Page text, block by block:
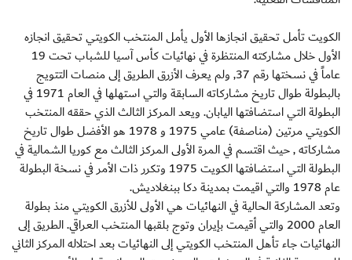
الكويت تأمل تحقيق انجازها الأول يأمل المنتخب الكويتي تحقيق انجازه
الأول خلال مشاركته المنتظرة في نهائيات كأس آسيا للشباب تحت 19
عاماً في نسختها رقم 37, ولم يعرف الأزرق الطريق إلى منصات التتويج
بالبطولة طوال تاريخ مشاركاته السابقة والتي استهلها في العام 1971 في
البطولة التي استضافتها اليابان. ويعد المركز الثالث الذي حققه المنتخب
الكويتي مرتين (مناصفة) عامي 1975 و 1978 هو الأفضل طوال تاريخ
مشاركاته , حيث اقتسم في المرة الأولى المركز الثالث مع كوريا الشمالية في
البطولة التي استضافتها الكويت 1975 وتكرر ذات الأمر في نسخة البطولة
عام 1978 والتي اقيمت بمدينة دكا ببنغلاديش.
وتعد المشاركة الحالية في النهائيات هي الأولى للأزرق الكويتي منذ بطولة
العام 2000 والتي أقيمت بإيران وتوج بلقبها المنتخب العراقي. الطريق إلى
النهائيات جاء تأهل المنتخب الكويتي إلى النهائيات بعد احتلاله المركز الثاني